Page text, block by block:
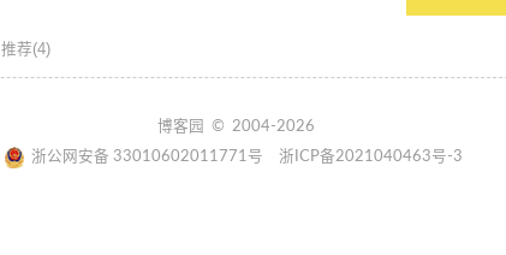
推荐(4)
博客园 © 2004-2026
浙公网安备 33010602011771号 浙ICP备2021040463号-3